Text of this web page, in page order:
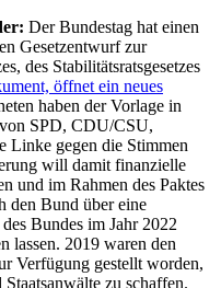
Der Bundestag hat einen
Gesetzentwurf zur
des Stabilitätsratsgesetzes
öffnet ein neues
haben der Vorlage in
von SPD, CDU/CSU,
Linke gegen die Stimmen
will damit finanzielle
und im Rahmen des Paktes
den Bund über eine
Bundes im Jahr 2022
lassen. 2019 waren den
Verfügung gestellt worden,
zu schaffen.